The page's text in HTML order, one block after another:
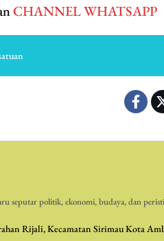
CHANNEL WHATSAPP
seputar politik, ekonomi, budaya, dan
Rijali, Kecamatan Sirimau Kota